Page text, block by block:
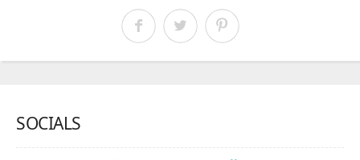
SOCIALS